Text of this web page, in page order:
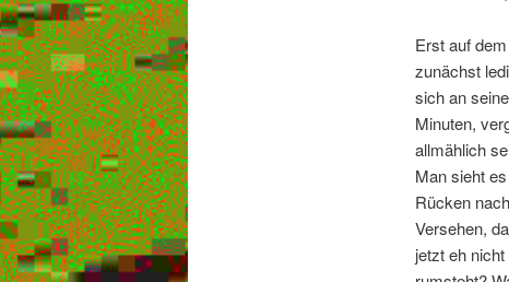
Erst auf
zunächst
sich an
Minuten,
allmählich
Man sieht
Rücken
Versehen,
jetzt eh